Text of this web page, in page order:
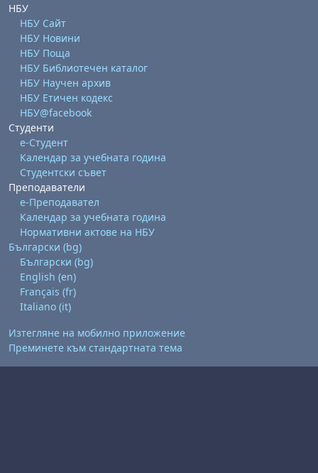
НБУ
НБУ Сайт
НБУ Новини
НБУ Поща
НБУ Библиотечен каталог
НБУ Научен архив
НБУ Етичен кодекс
НБУ@facebook
Студенти
е-Студент
Календар за учебната година
Студентски съвет
Преподаватели
е-Преподавател
Календар за учебната година
Нормативни актове на НБУ
Български ‎(bg)‎
Български ‎(bg)‎
English ‎(en)‎
Français ‎(fr)‎
Italiano ‎(it)‎
Изтегляне на мобилно приложение
Преминете към стандартната тема